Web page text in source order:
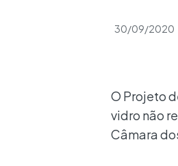
30/09/2020
O Projeto
vidro não
Câmara